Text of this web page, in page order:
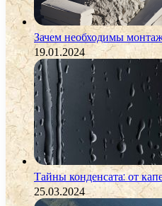
Зачем необходимы
19.01.2024
Тайны конденсата: от
25.03.2024